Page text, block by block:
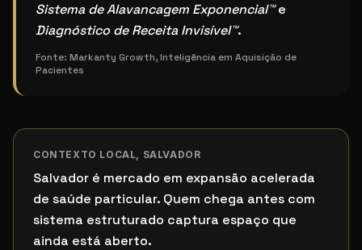
Sistema de Alavancagem Exponencial™e
Diagnóstico de Receita Invisível™.
Fonte: Markanty Growth, Inteligência em Aquisição de
Pacientes
CONTEXTO LOCAL, SALVADOR
Salvador é mercado em expansão acelerada
de saúde particular. Quem chega antes com
sistema estruturado captura espaço que
ainda está aberto.